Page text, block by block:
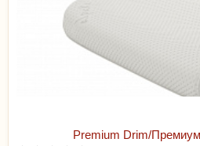
Premium Drim/